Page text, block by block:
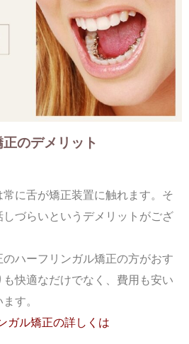
のデメリット
に舌が矯正装置に触れます。そ
づらいというデメリットがござ
ハーフリンガル矯正の方がおす
快適なだけでなく、費用も安い
す。
ガル矯正の詳しくは